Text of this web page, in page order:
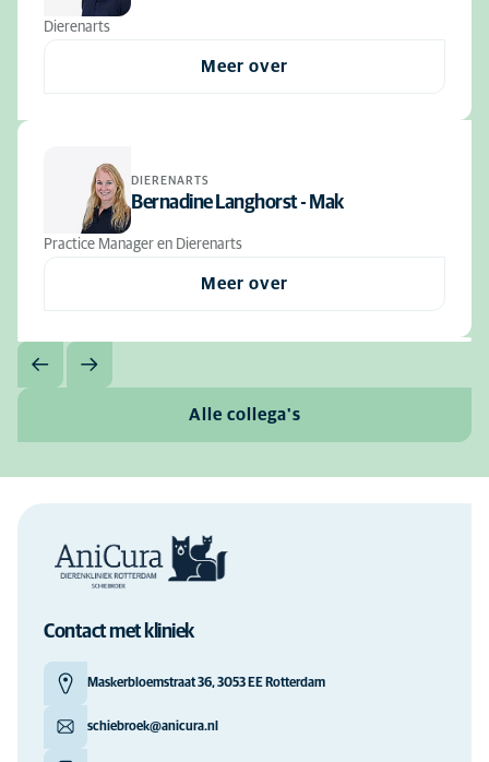
Dierenarts
Meer over
DIERENARTS
Bernadine Langhorst - Mak
Practice Manager en Dierenarts
Meer over
Alle collega's
Contact met kliniek
Maskerbloemstraat 36, 3053 EE Rotterdam
schiebroek@anicura.nl